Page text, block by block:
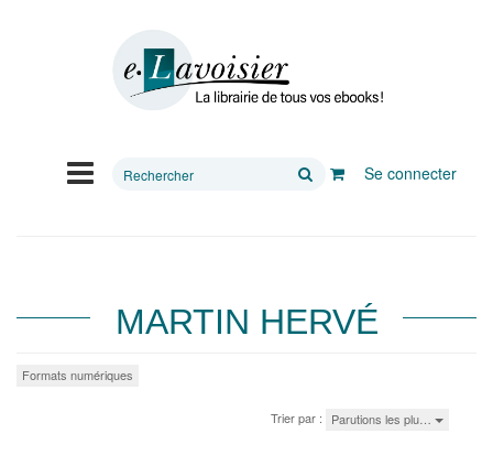
Rechercher
Se connecter
MARTIN HERVÉ
Formats numériques
Trier par : Parutions les plu…